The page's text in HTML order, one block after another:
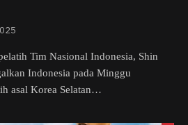
Tim Nasional Indonesia, Shin
Indonesia pada Minggu
asal Korea Selatan…